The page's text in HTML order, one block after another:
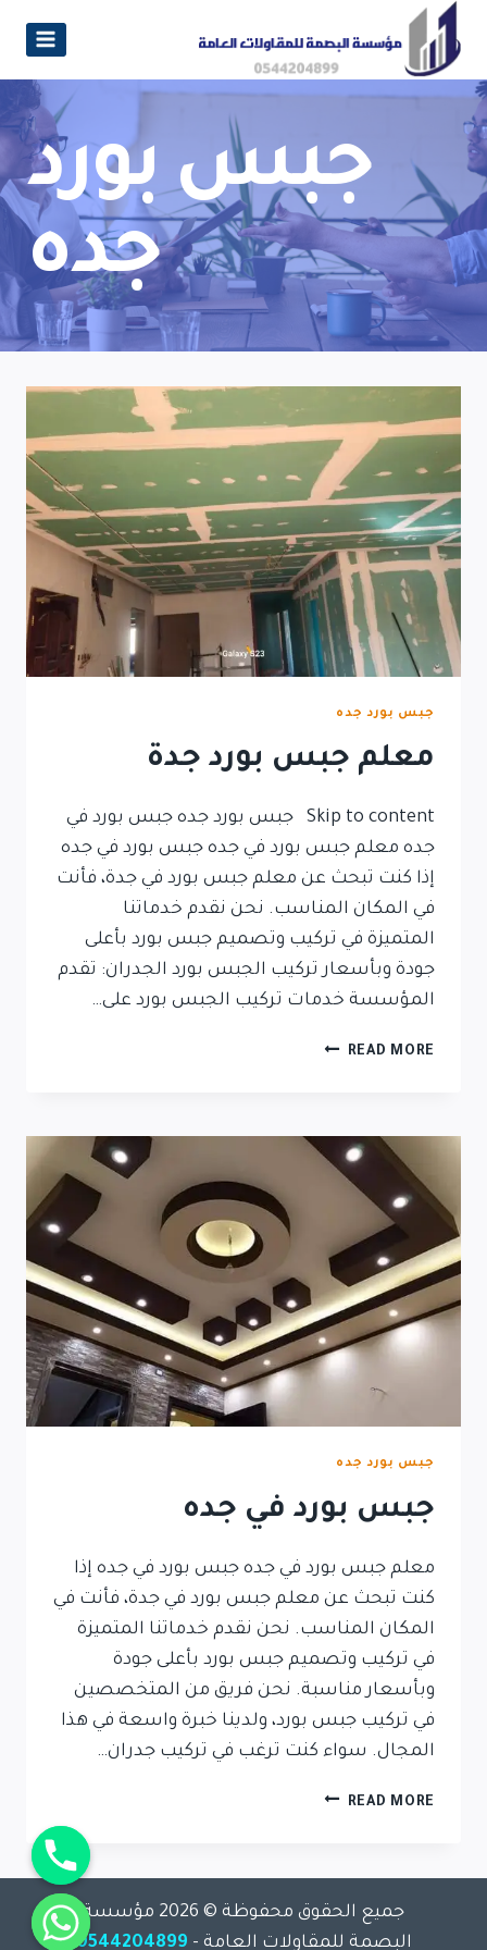
جبس بورد
جده
جبس بورد جده
معلم جبس بورد جدة
Skip to content جبس بورد جده جبس بورد في
جده معلم جبس بورد في جده جبس بورد في جده
إذا كنت تبحث عن معلم جبس بورد في جدة، فأنت
في المكان المناسب. نحن نقدم خدماتنا
المتميزة في تركيب وتصميم جبس بورد بأعلى
جودة وبأسعار تركيب الجبس بورد الجدران: تقدم
المؤسسة خدمات تركيب الجبس بورد على…
READ MORE
جبس بورد جده
جبس بورد في جده
معلم جبس بورد في جده جبس بورد في جده إذا
كنت تبحث عن معلم جبس بورد في جدة، فأنت في
المكان المناسب. نحن نقدم خدماتنا المتميزة
في تركيب وتصميم جبس بورد بأعلى جودة
وبأسعار مناسبة. نحن فريق من المتخصصين
في تركيب جبس بورد، ولدينا خبرة واسعة في هذا
المجال. سواء كنت ترغب في تركيب جدران…
READ MORE
جميع الحقوق محفوظة © 2026 مؤسسة
البصمة للمقاولات العامة - 0544204899
chaty